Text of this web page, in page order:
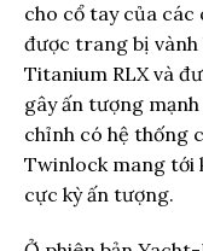
cho cổ tay của các
được trang bị vành
Titanium RLX và
gây ấn tượng
chỉnh có hệ thống
Twinlock mang tới
cực kỳ ấn tượng.